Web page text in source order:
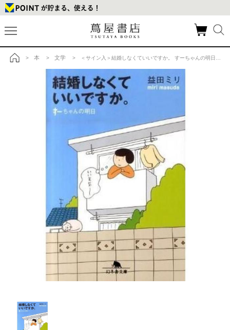
> 本 > 文学 > ＜サイン入＞結婚しなくていいですか。 すーちゃんの明日の商品詳細